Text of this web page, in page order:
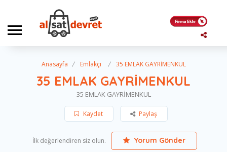
Anasayfa Emlakçı 35 EMLAK GAYRİMENKUL
35 EMLAK GAYRİMENKUL
35 EMLAK GAYRİMENKUL
Kaydet Paylaş
İlk değerlendiren siz olun. Yorum Gönder